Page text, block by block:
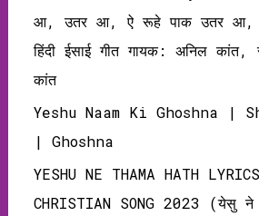
आ, उतर आ, ऐ रूहे पाक उतर आ,
हिंदी ईसाई गीत गायक: अनिल कांत,
कांत
Yeshu Naam Ki Ghoshna |
| Ghoshna
YESHU NE THAMA HATH
CHRISTIAN SONG 2023 (येसु ने